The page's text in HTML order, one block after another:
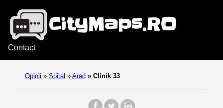
Contact
Opinii » Spital » Arad » Clinik 33